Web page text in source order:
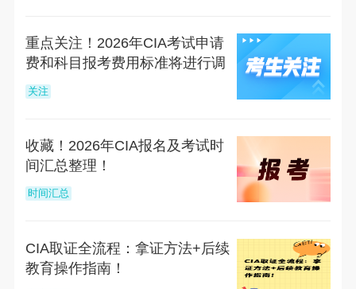
重点关注！2026年CIA考试申请
费和科目报考费用标准将进行调
整
关注
收藏！2026年CIA报名及考试时
间汇总整理！
时间汇总
CIA取证全流程：拿证方法+后续
教育操作指南！